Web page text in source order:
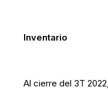
Inventario
Al cierre del 3T